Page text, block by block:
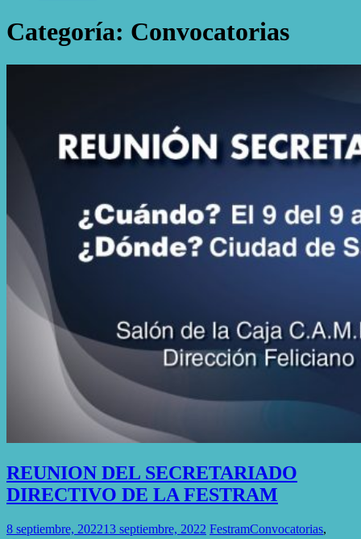
Categoría: Convocatorias
REUNION DEL SECRETARIADO
DIRECTIVO DE LA FESTRAM
8 septiembre, 202213 septiembre, 2022 FestramConvocatorias,